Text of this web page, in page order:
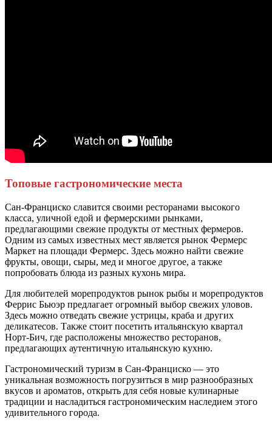
Топовые гастрономические места
Сан-Франциско славится своими ресторанами высокого
класса, уличной едой и фермерскими рынками,
предлагающими свежие продукты от местных фермеров.
Одним из самых известных мест является рынок Фермерс
Маркет на площади Фермерс. Здесь можно найти свежие
фрукты, овощи, сыры, мед и многое другое, а также
попробовать блюда из разных кухонь мира.
Для любителей морепродуктов рынок рыбы и морепродуктов
Феррис Бьюэр предлагает огромный выбор свежих уловов.
Здесь можно отведать свежие устрицы, краба и других
деликатесов. Также стоит посетить итальянскую квартал
Норт-Бич, где расположены множество ресторанов,
предлагающих аутентичную итальянскую кухню.
Гастрономический туризм в Сан-Франциско — это
уникальная возможность погрузиться в мир разнообразных
вкусов и ароматов, открыть для себя новые кулинарные
традиции и насладиться гастрономическим наследием этого
удивительного города.